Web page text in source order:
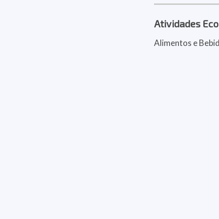
Atividades
Alimentos e